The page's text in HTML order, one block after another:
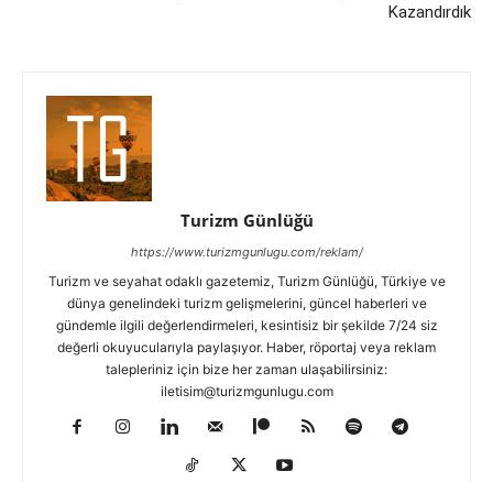
Kazandırdık
Turizm Günlüğü
https://www.turizmgunlugu.com/reklam/
Turizm ve seyahat odaklı gazetemiz, Turizm Günlüğü, Türkiye ve
dünya genelindeki turizm gelişmelerini, güncel haberleri ve
gündemle ilgili değerlendirmeleri, kesintisiz bir şekilde 7/24 siz
değerli okuyucularıyla paylaşıyor. Haber, röportaj veya reklam
talepleriniz için bize her zaman ulaşabilirsiniz:
iletisim@turizmgunlugu.com